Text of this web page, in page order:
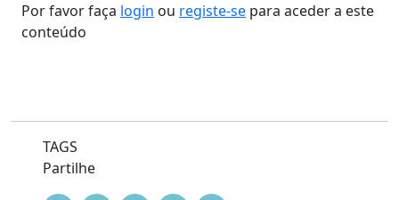
Por favor faça login ou registe-se para aceder a este
conteúdo
TAGS
Partilhe